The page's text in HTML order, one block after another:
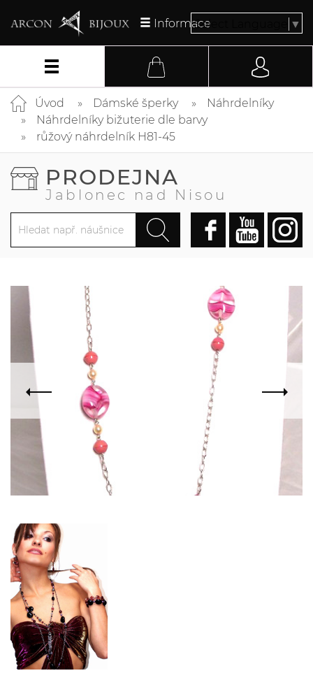
InformaceSelect Language ▼
Úvod Dámské šperky
Náhrdelníky
Náhrdelníky bižuterie dle barvy
růžový náhrdelník H81-45
PRODEJNA
Jablonec nad Nisou